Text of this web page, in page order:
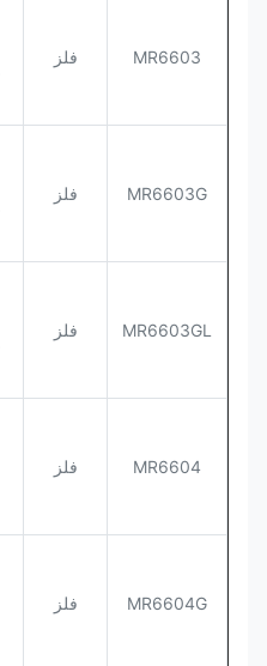
MR6603 فلز
MR6603G فلز
MR6603GL فلز
MR6604 فلز
MR6604G فلز